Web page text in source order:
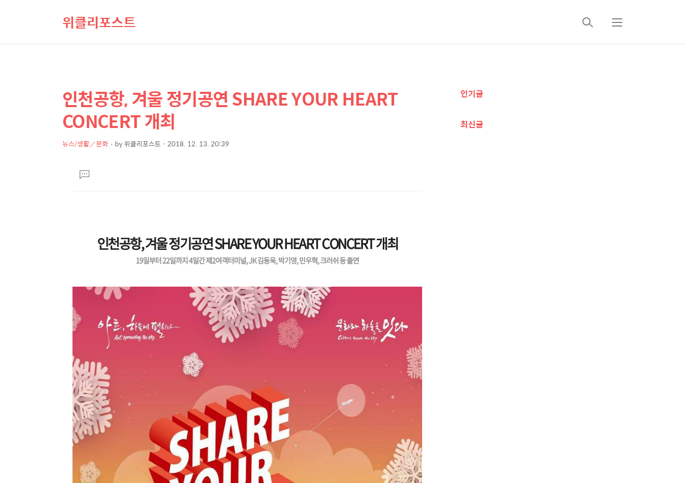
위클리포스트
검
메
상
세
컨
텐
본
문
제
인천공항, 겨울 정기공연 SHARE YOUR HEART
CONCERT 개최
뉴스/생활／문화 by위클리포스트 2018. 12. 13. 20:39
댓
글
인천공항, 겨울 정기공연 SHARE YOUR HEART CONCERT 개최
19일부터 22일까지 4일간 제2여객터미널, JK 김동욱, 박기영, 민우혁, 크러쉬 등 출연
추
정
인기글
최신글